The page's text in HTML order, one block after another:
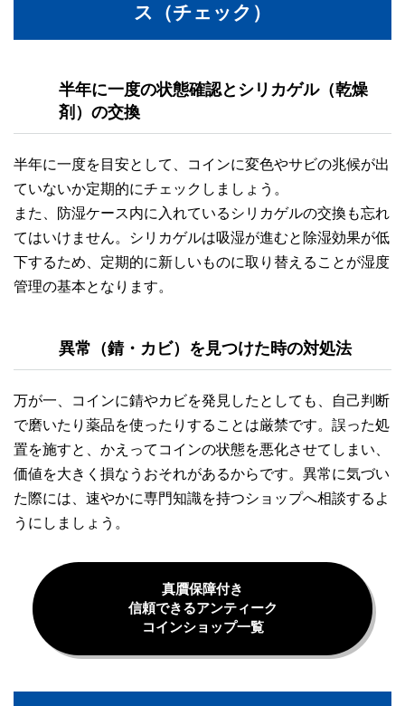
ス（チェック）
半年に一度の状態確認とシリカゲル（乾燥
剤）の交換
半年に一度を目安として、コインに変色やサビの兆候が出
ていないか定期的にチェックしましょう。
また、防湿ケース内に入れているシリカゲルの交換も忘れ
てはいけません。シリカゲルは吸湿が進むと除湿効果が低
下するため、定期的に新しいものに取り替えることが湿度
管理の基本となります。
異常（錆・カビ）を見つけた時の対処法
万が一、コインに錆やカビを発見したとしても、自己判断
で磨いたり薬品を使ったりすることは厳禁です。誤った処
置を施すと、かえってコインの状態を悪化させてしまい、
価値を大きく損なうおそれがあるからです。異常に気づい
た際には、速やかに専門知識を持つショップへ相談するよ
うにしましょう。
真贋保障付き
信頼できるアンティーク
コインショップ一覧